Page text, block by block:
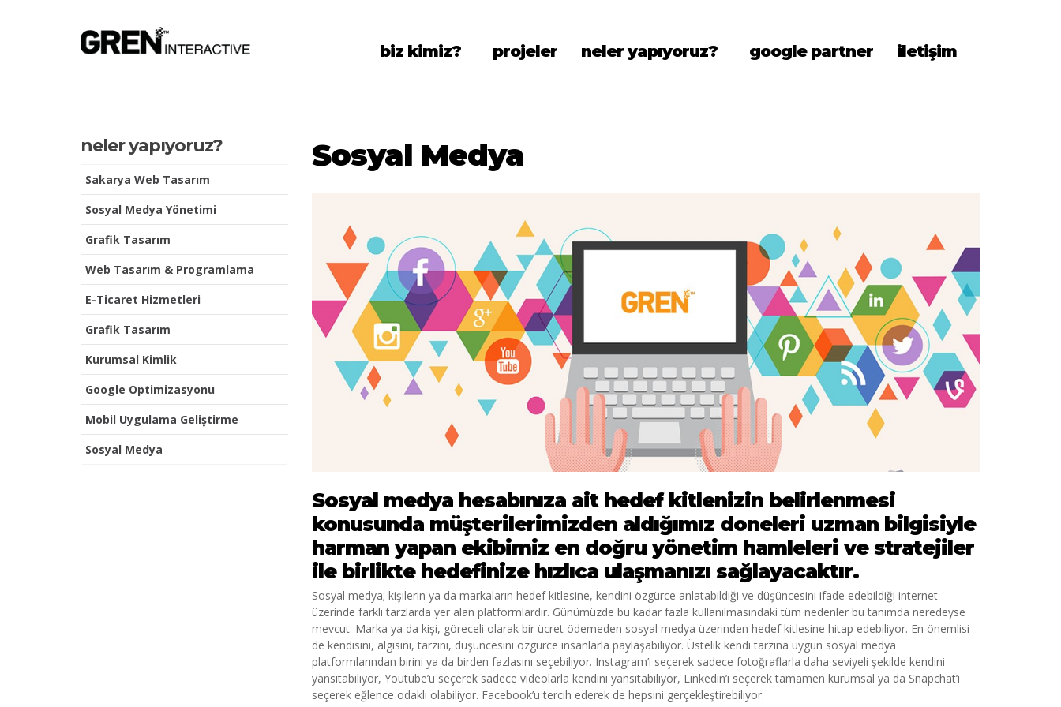
biz kimiz? projeler neler yapıyoruz? google partner iletişim
neler yapıyoruz?
Sakarya Web Tasarım
Sosyal Medya Yönetimi
Grafik Tasarım
Web Tasarım & Programlama
E-Ticaret Hizmetleri
Grafik Tasarım
Kurumsal Kimlik
Google Optimizasyonu
Mobil Uygulama Geliştirme
Sosyal Medya
Sosyal Medya
Sosyal medya hesabınıza ait hedef kitlenizin belirlenmesi
konusunda müşterilerimizden aldığımız doneleri uzman bilgisiyle
harman yapan ekibimiz en doğru yönetim hamleleri ve stratejiler
ile birlikte hedefinize hızlıca ulaşmanızı sağlayacaktır.
Sosyal medya; kişilerin ya da markaların hedef kitlesine, kendini özgürce anlatabildiği ve düşüncesini ifade edebildiği internet
üzerinde farklı tarzlarda yer alan platformlardır. Günümüzde bu kadar fazla kullanılmasındaki tüm nedenler bu tanımda neredeyse
mevcut. Marka ya da kişi, göreceli olarak bir ücret ödemeden sosyal medya üzerinden hedef kitlesine hitap edebiliyor. En önemlisi
de kendisini, algısını, tarzını, düşüncesini özgürce insanlarla paylaşabiliyor. Üstelik kendi tarzına uygun sosyal medya
platformlarından birini ya da birden fazlasını seçebiliyor. Instagram’ı seçerek sadece fotoğraflarla daha seviyeli şekilde kendini
yansıtabiliyor, Youtube’u seçerek sadece videolarla kendini yansıtabiliyor, Linkedin’i seçerek tamamen kurumsal ya da Snapchat’i
seçerek eğlence odaklı olabiliyor. Facebook’u tercih ederek de hepsini gerçekleştirebiliyor.